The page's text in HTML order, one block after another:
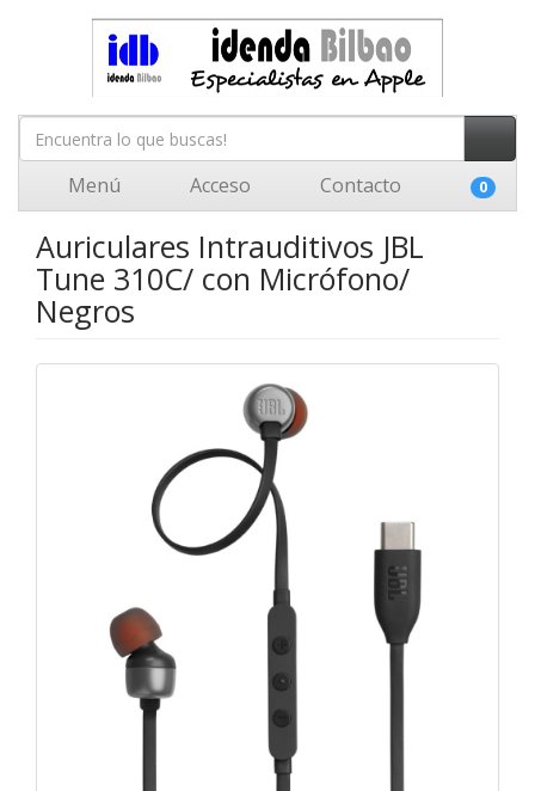
Menú Acceso Contacto 0
Auriculares Intrauditivos JBL
Tune 310C/ con Micrófono/
Negros